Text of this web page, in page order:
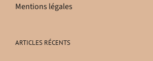
Mentions légales
ARTICLES RÉCENTS